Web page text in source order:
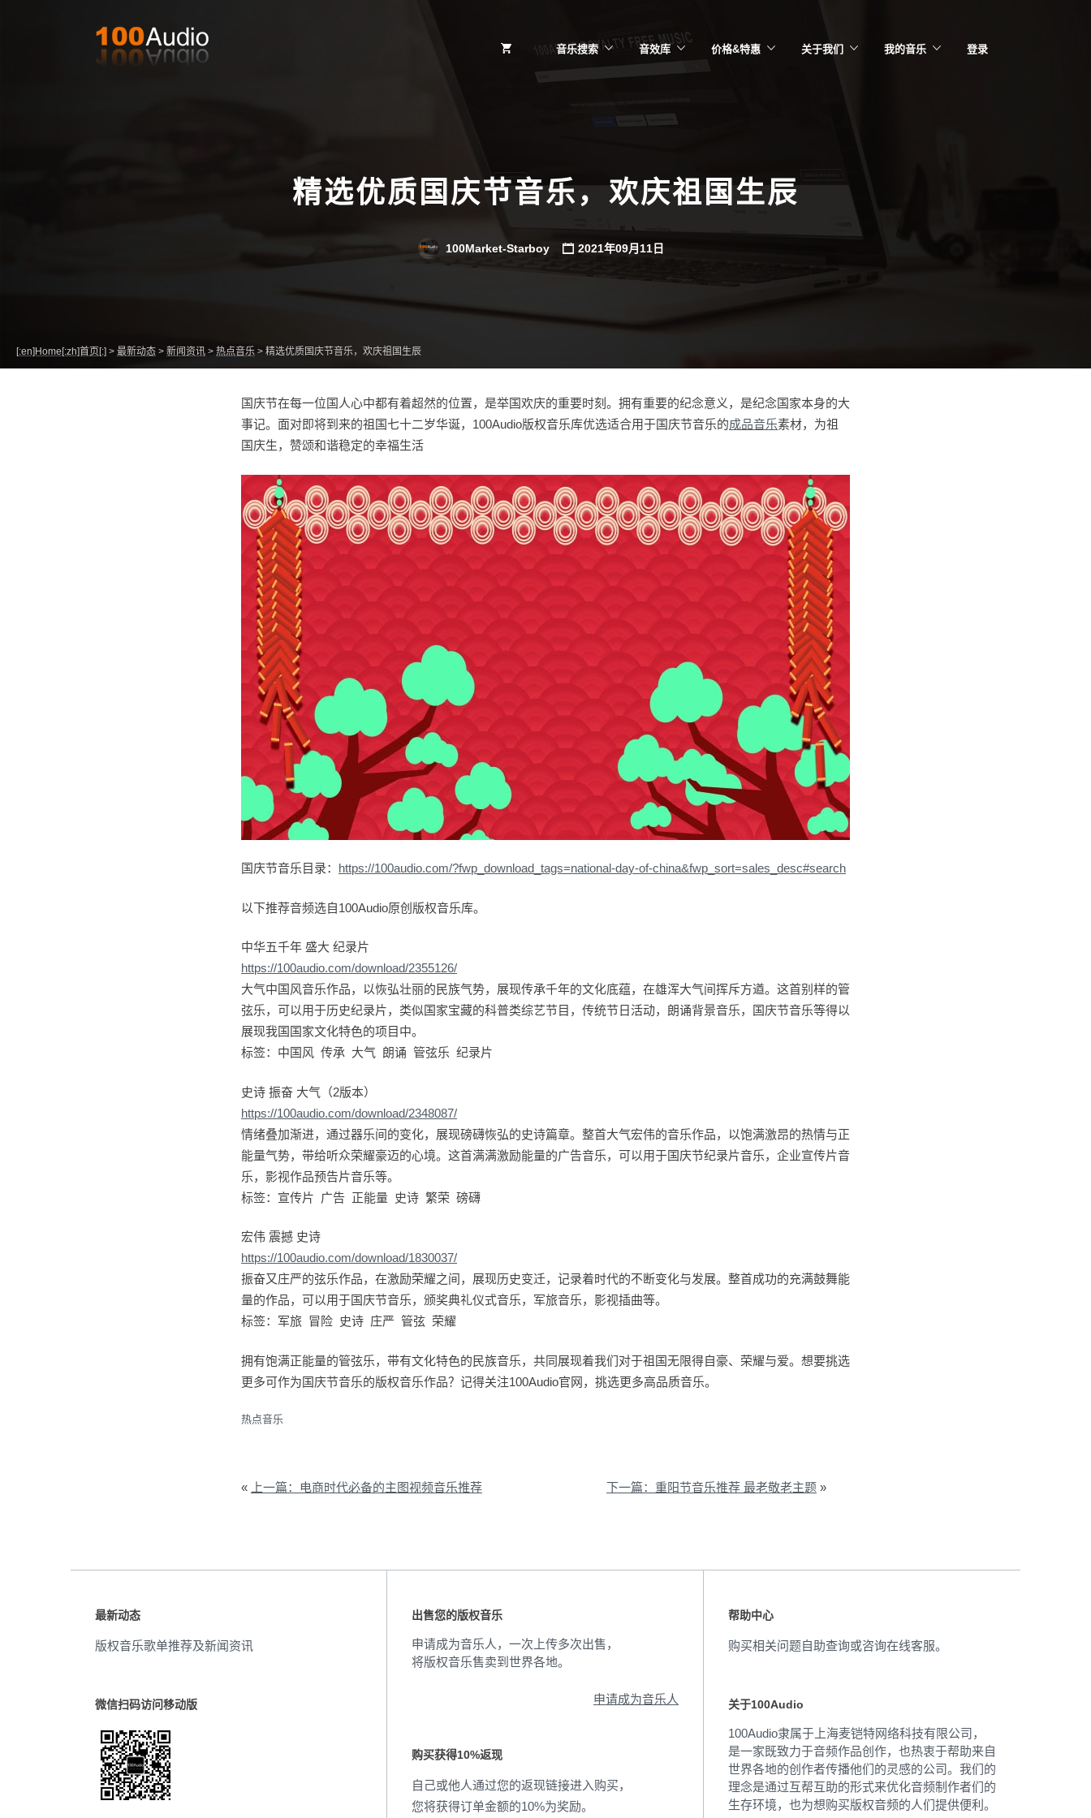
音乐搜索 音效库 价格&特惠 关于我们 我的音乐 登录
精选优质国庆节音乐，欢庆祖国生辰
100Market-Starboy 2021年09月11日
[:en]Home[:zh]首页[:] > 最新动态 > 新闻资讯 > 热点音乐 > 精选优质国庆节音乐，欢庆祖国生辰
国庆节在每一位国人心中都有着超然的位置，是举国欢庆的重要时刻。拥有重要的纪念意义，是纪念国家本身的大
事记。面对即将到来的祖国七十二岁华诞，100Audio版权音乐库优选适合用于国庆节音乐的成品音乐素材，为祖
国庆生，赞颂和谐稳定的幸福生活
国庆节音乐目录： https://100audio.com/?fwp_download_tags=national-day-of-china&fwp_sort=sales_desc#search
以下推荐音频选自100Audio原创版权音乐库。
中华五千年 盛大 纪录片
https://100audio.com/download/2355126/
大气中国风音乐作品，以恢弘壮丽的民族气势，展现传承千年的文化底蕴，在雄浑大气间挥斥方遒。这首别样的管
弦乐，可以用于历史纪录片，类似国家宝藏的科普类综艺节目，传统节日活动，朗诵背景音乐，国庆节音乐等得以
展现我国国家文化特色的项目中。
标签：中国风 传承 大气 朗诵 管弦乐 纪录片
史诗 振奋 大气（2版本）
https://100audio.com/download/2348087/
情绪叠加渐进，通过器乐间的变化，展现磅礴恢弘的史诗篇章。整首大气宏伟的音乐作品，以饱满激昂的热情与正
能量气势，带给听众荣耀豪迈的心境。这首满满激励能量的广告音乐，可以用于国庆节纪录片音乐，企业宣传片音
乐，影视作品预告片音乐等。
标签：宣传片 广告 正能量 史诗 繁荣 磅礴
宏伟 震撼 史诗
https://100audio.com/download/1830037/
振奋又庄严的弦乐作品，在激励荣耀之间，展现历史变迁，记录着时代的不断变化与发展。整首成功的充满鼓舞能
量的作品，可以用于国庆节音乐，颁奖典礼仪式音乐，军旅音乐，影视插曲等。
标签：军旅 冒险 史诗 庄严 管弦 荣耀
拥有饱满正能量的管弦乐，带有文化特色的民族音乐，共同展现着我们对于祖国无限得自豪、荣耀与爱。想要挑选
更多可作为国庆节音乐的版权音乐作品？记得关注100Audio官网，挑选更多高品质音乐。
热点音乐
« 上一篇：电商时代必备的主图视频音乐推荐 下一篇：重阳节音乐推荐 最老敬老主题 »
最新动态
版权音乐歌单推荐及新闻资讯
微信扫码访问移动版
出售您的版权音乐
申请成为音乐人，一次上传多次出售，
将版权音乐售卖到世界各地。
申请成为音乐人
购买获得10%返现
自己或他人通过您的返现链接进入购买，
您将获得订单金额的10%为奖励。
帮助中心
购买相关问题自助查询或咨询在线客服。
关于100Audio
100Audio隶属于上海麦铠特网络科技有限公司，
是一家既致力于音频作品创作，也热衷于帮助来自
世界各地的创作者传播他们的灵感的公司。我们的
理念是通过互帮互助的形式来优化音频制作者们的
生存环境，也为想购买版权音频的人们提供便利。